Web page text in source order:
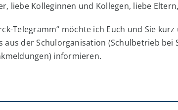
liebe Kolleginnen und Kollegen, liebe Eltern,
Telegramm“ möchte ich Euch und Sie
der Schulorganisation (Schulbetrieb bei
informieren.